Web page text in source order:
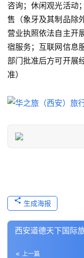
热
门
景
点
旅
信
息
历
史
导
游
之
家
咨询；休闲观光活动
售（象牙及其制品除
营业执照依法自主开
宿服务；互联网信息
部门批准后方可开展
准）
生成海报
西安道德天下国际
上一篇